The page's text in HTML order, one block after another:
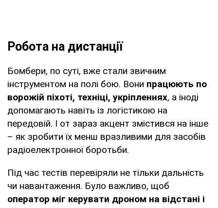
Робота на дистанції
Бомбери, по суті, вже стали звичним
інструментом на полі бою. Вони працюють по
ворожій піхоті, техніці, укріпленнях, а іноді
допомагають навіть із логістикою на
передовій. І от зараз акцент змістився на інше
– як зробити їх менш вразливими для засобів
радіоелектронної боротьби.
Під час тестів перевіряли не тільки дальність
чи навантаження. Було важливо, щоб
оператор міг керувати дроном на відстані і